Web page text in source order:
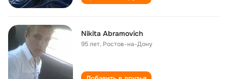
Nikita Abramovich
95 лет, Ростов-на-Дону